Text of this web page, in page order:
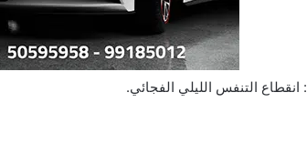
: انقطاع التنفس الليلي الفجائي.